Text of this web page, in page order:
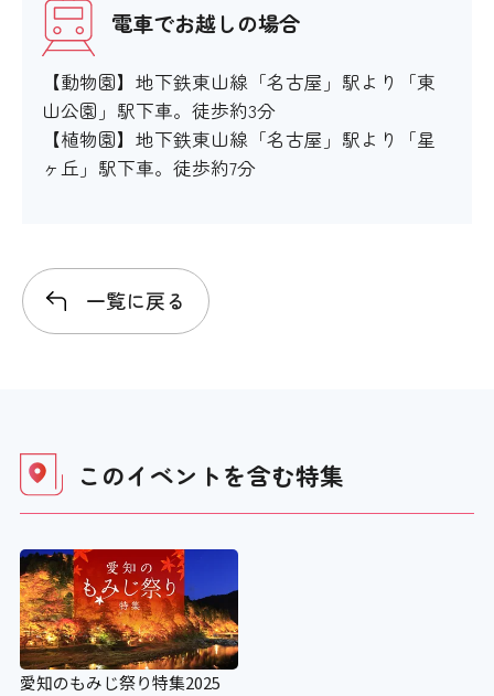
電車でお越しの場合
【動物園】地下鉄東山線「名古屋」駅より「東
山公園」駅下車。徒歩約3分
【植物園】地下鉄東山線「名古屋」駅より「星
ヶ丘」駅下車。徒歩約7分
一覧に戻る
このイベントを含む特集
愛知のもみじ祭り特集2025